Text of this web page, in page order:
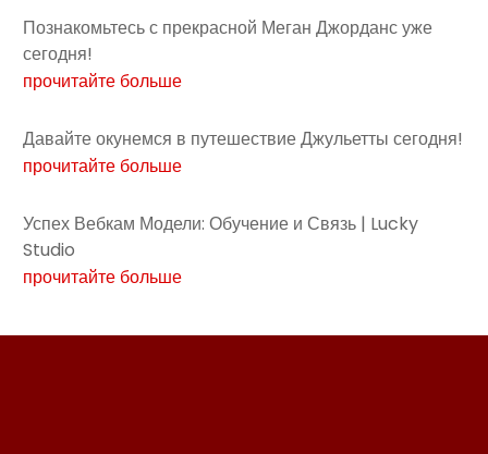
Познакомьтесь с прекрасной Меган Джорданс уже
сегодня!
прочитайте больше
Давайте окунемся в путешествие Джульетты сегодня!
прочитайте больше
Успех Вебкам Модели: Обучение и Связь | Lucky
Studio
прочитайте больше